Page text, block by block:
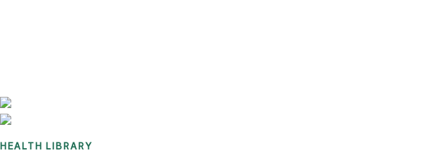
HEALTH LIBRARY